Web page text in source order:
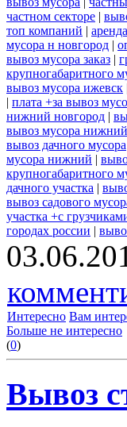
частном секторе |
топ компаний |
мусора н новгород |
вывоз мусора заказ |
крупногабаритного
вывоз мусора ижевск
| плата +за вывоз
нижний новгород |
вывоз мусора
вывоз дачного мусора
мусора нижний |
крупногабаритного
дачного участка |
вывоз садового
участка +с
городах россии |
Интересно Вам
Больше не интересно
(0)
Вывоз